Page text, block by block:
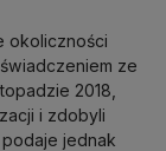
okoliczności
ze
2018,
i zdobyli
jednak